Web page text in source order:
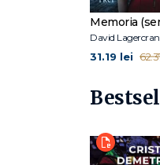
David
31.19 lei